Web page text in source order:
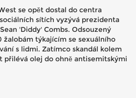
se opět dostal do centra
sítích vyzývá prezidenta
'Diddy' Combs. Odsouzený
žalobám týkajícím se sexuálního
s lidmi. Zatímco skandál kolem
přilévá olej do ohně antisemitskými